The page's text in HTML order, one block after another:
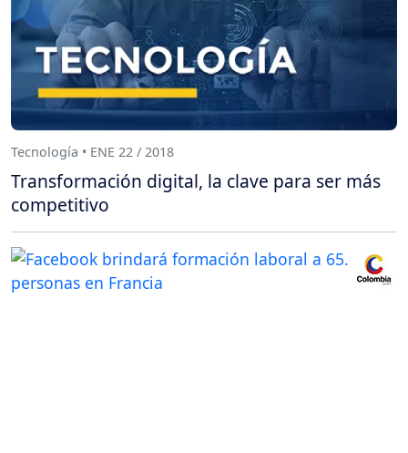
Tecnología • ENE 22 / 2018
Transformación digital, la clave para ser más
competitivo